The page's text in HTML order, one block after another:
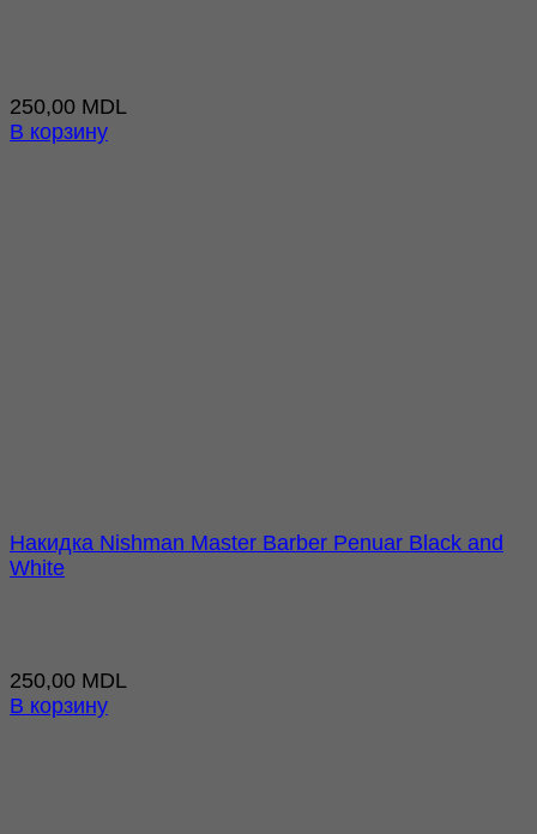
250,00 MDL
В корзину
Накидка Nishman Master Barber Penuar Black and
White
250,00 MDL
В корзину